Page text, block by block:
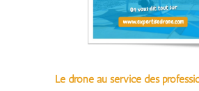
Le drone au service des